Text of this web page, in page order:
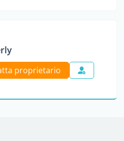
proprietario